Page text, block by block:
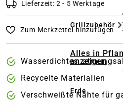
Grillzubehör
Alles in
anzeigen
Erde
Lieferzeit: 2 - 5 Werktage
Zum Merkzettel hinzufügen
Wasserdichtes,
Recycelte Materialien
Verschweißte Nähte für